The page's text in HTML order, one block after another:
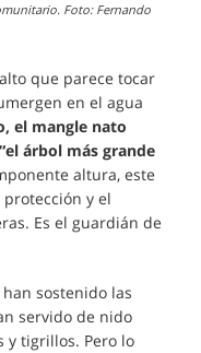
Foto: Fernando
que parece tocar
en el agua
el mangle nato
árbol más grande
altura, este
y el
Es el guardián de
sostenido las
servido de nido
y tigrillos. Pero lo